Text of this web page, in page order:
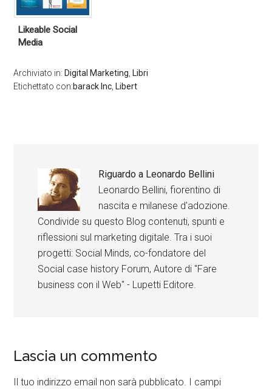
Likeable Social
Media
Archiviato in: Digital Marketing, Libri
Etichettato con:barack Inc, Libert
Riguardo a Leonardo Bellini
Leonardo Bellini, fiorentino di
nascita e milanese d'adozione.
Condivide su questo Blog contenuti, spunti e
riflessioni sul marketing digitale. Tra i suoi
progetti: Social Minds, co-fondatore del
Social case history Forum, Autore di "Fare
business con il Web" - Lupetti Editore.
Lascia un commento
Il tuo indirizzo email non sarà pubblicato. I campi